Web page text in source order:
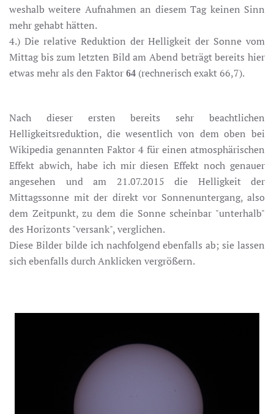
weshalb weitere Aufnahmen an diesem Tag keinen Sinn
mehr gehabt hätten.
4.) Die relative Reduktion der Helligkeit der Sonne vom
Mittag bis zum letzten Bild am Abend beträgt bereits hier
etwas mehr als den Faktor 64 (rechnerisch exakt 66,7).
Nach dieser ersten bereits sehr beachtlichen
Helligkeitsreduktion, die wesentlich von dem oben bei
Wikipedia genannten Faktor 4 für einen atmosphärischen
Effekt abwich, habe ich mir diesen Effekt noch genauer
angesehen und am 21.07.2015 die Helligkeit der
Mittagssonne mit der direkt vor Sonnenuntergang, also
dem Zeitpunkt, zu dem die Sonne scheinbar "unterhalb"
des Horizonts "versank", verglichen.
Diese Bilder bilde ich nachfolgend ebenfalls ab; sie lassen
sich ebenfalls durch Anklicken vergrößern.